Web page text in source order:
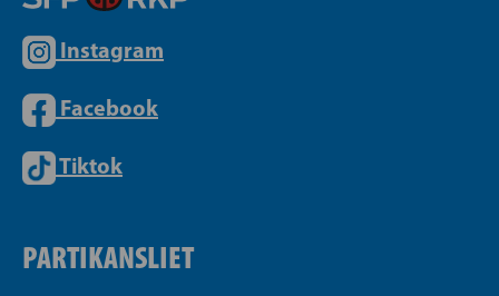
Instagram
Facebook
Tiktok
PARTIKANSLIET